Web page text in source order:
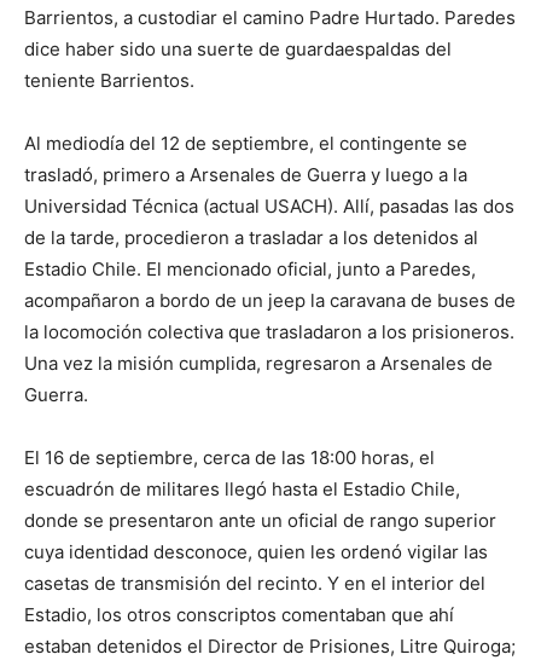
Barrientos, a custodiar el camino Padre Hurtado. Paredes
dice haber sido una suerte de guardaespaldas del
teniente Barrientos.
Al mediodía del 12 de septiembre, el contingente se
trasladó, primero a Arsenales de Guerra y luego a la
Universidad Técnica (actual USACH). Allí, pasadas las dos
de la tarde, procedieron a trasladar a los detenidos al
Estadio Chile. El mencionado oficial, junto a Paredes,
acompañaron a bordo de un jeep la caravana de buses de
la locomoción colectiva que trasladaron a los prisioneros.
Una vez la misión cumplida, regresaron a Arsenales de
Guerra.
El 16 de septiembre, cerca de las 18:00 horas, el
escuadrón de militares llegó hasta el Estadio Chile,
donde se presentaron ante un oficial de rango superior
cuya identidad desconoce, quien les ordenó vigilar las
casetas de transmisión del recinto. Y en el interior del
Estadio, los otros conscriptos comentaban que ahí
estaban detenidos el Director de Prisiones, Litre Quiroga;